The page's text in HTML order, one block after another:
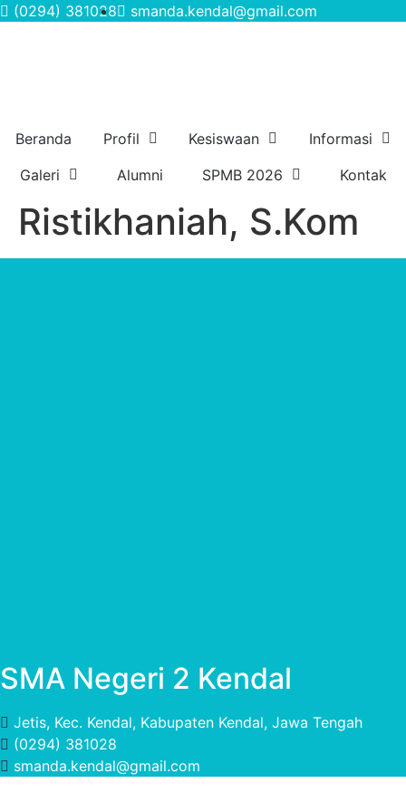
(0294) 381028 smanda.kendal@gmail.com
Beranda Profil Kesiswaan
Informasi
Galeri
Alumni SPMB 2026 Kontak
Ristikhaniah, S.Kom
SMA Negeri 2 Kendal
Jetis, Kec. Kendal, Kabupaten Kendal, Jawa Tengah
(0294) 381028
smanda.kendal@gmail.com